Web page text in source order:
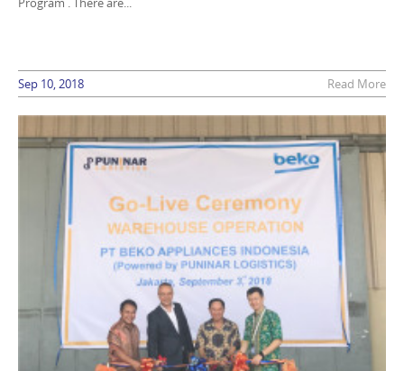
Sep 10, 2018 Read More